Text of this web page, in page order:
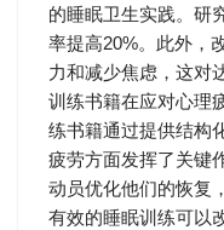
的睡眠卫生实践。研
率提高20%。此外，
力和减少焦虑，这对
训练书籍在应对心理
练书籍通过提供结构
疲劳方面发挥了关键
动员优化他们的恢复
有效的睡眠训练可以